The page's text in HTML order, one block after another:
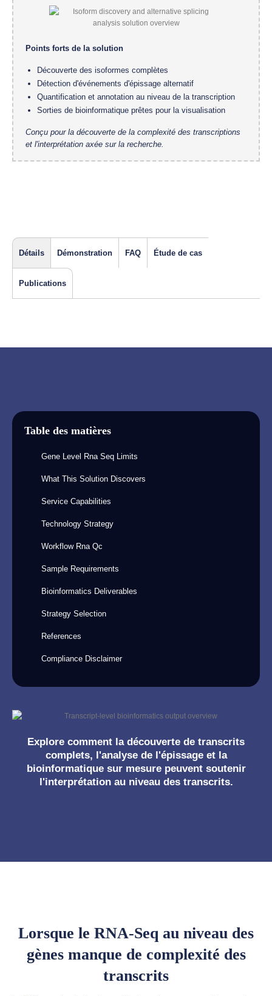
Points forts de la solution
Découverte des isoformes complètes
Détection d'événements d'épissage alternatif
Quantification et annotation au niveau de la transcription
Sorties de bioinformatique prêtes pour la visualisation
Conçu pour la découverte de la complexité des transcriptions
et l'interprétation axée sur la recherche.
Détails Démonstration FAQ Étude de cas
Publications
Table des matières
Gene Level Rna Seq Limits
What This Solution Discovers
Service Capabilities
Technology Strategy
Workflow Rna Qc
Sample Requirements
Bioinformatics Deliverables
Strategy Selection
References
Compliance Disclaimer
Explore comment la découverte de transcrits
complets, l'analyse de l'épissage et la
bioinformatique sur mesure peuvent soutenir
l'interprétation au niveau des transcrits.
Lorsque le RNA-Seq au niveau des
gènes manque de complexité des
transcrits